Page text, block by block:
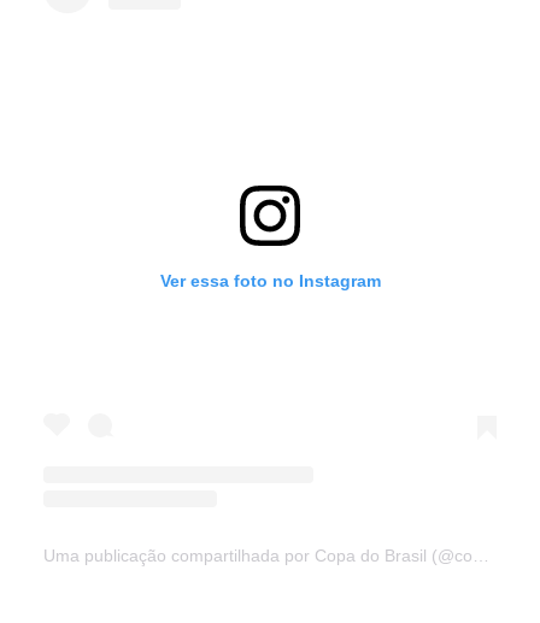
Ver essa foto no Instagram
Uma publicação compartilhada por Copa do Brasil (@copadobrasilcbf)